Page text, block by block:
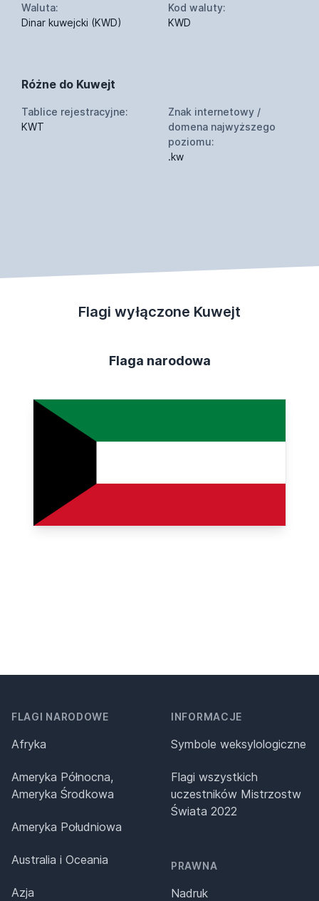
Waluta:
Dinar kuwejcki (KWD)
Kod waluty:
KWD
Różne do Kuwejt
Tablice rejestracyjne:
KWT
Znak internetowy /
domena najwyższego
poziomu:
.kw
Flagi wyłączone Kuwejt
Flaga narodowa
FLAGI NARODOWE
Afryka
Ameryka Północna,
Ameryka Środkowa
Ameryka Południowa
Australia i Oceania
Azja
INFORMACJE
Symbole weksylologiczne
Flagi wszystkich
uczestników Mistrzostw
Świata 2022
PRAWNA
Nadruk